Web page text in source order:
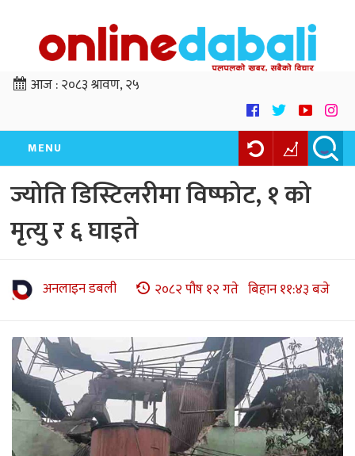
आज :२०८३ श्रावण, २५
MENU
ज्योति डिस्टिलरीमा विष्फोट, १ को
मृत्यु र ६ घाइते
अनलाइन डबली २०८२ पौष १२ गते बिहान ११:४३ बजे